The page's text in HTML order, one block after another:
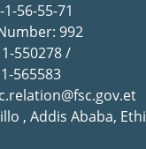
56-55-71
992
550278 /
, Addis Ababa,